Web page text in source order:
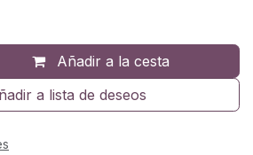
Añadir a la cesta
a lista de deseos